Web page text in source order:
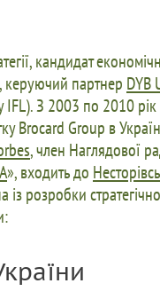
кандидат
керуючий партнер DYB
IFL). З 2003 по 2010
Brocard Group в
, член Наглядової
», входить до
розробки